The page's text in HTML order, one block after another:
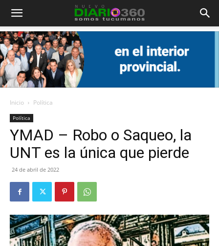
Diario
360
Inicio Política
Política
YMAD – Robo o Saqueo, la
UNT es la única que pierde
24 de abril de 2022